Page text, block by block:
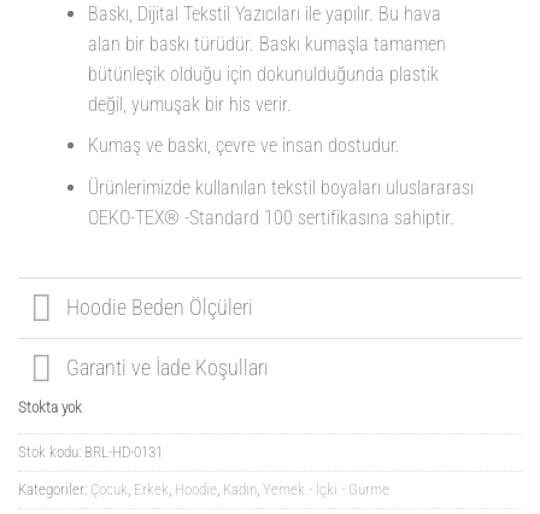
Baskı, Dijital Tekstil Yazıcıları ile yapılır. Bu hava
alan bir baskı türüdür. Baskı kumaşla tamamen
bütünleşik olduğu için dokunulduğunda plastik
değil, yumuşak bir his verir.
Kumaş ve baskı, çevre ve insan dostudur.
Ürünlerimizde kullanılan tekstil boyaları uluslararası
OEKO-TEX® -Standard 100 sertifikasına sahiptir.
Hoodie Beden Ölçüleri
Garanti ve İade Koşulları
Stokta yok
Stok kodu: BRL-HD-0131
Kategoriler: Çocuk Erkek Hoodie Kadın Yemek - İçki - Gurme